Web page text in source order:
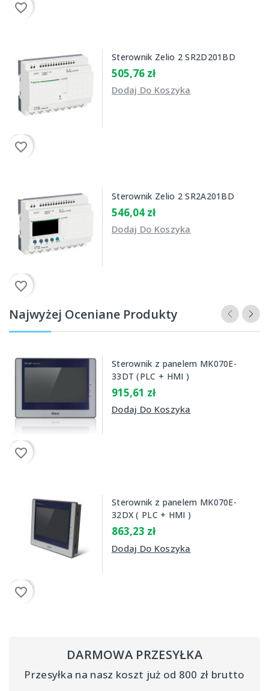
favorite_border
favorite_border
Sterownik Zelio 2 SR2D201BD
505,76 zł
Dodaj Do Koszyka
favorite_border
Sterownik Zelio 2 SR2A201BD
546,04 zł
Dodaj Do Koszyka
Najwyżej Oceniane Produkty
favorite_border
Sterownik z panelem MK070E-
33DT (PLC + HMI )
915,61 zł
Dodaj Do Koszyka
favorite_border
Sterownik z panelem MK070E-
32DX ( PLC + HMI )
863,23 zł
Dodaj Do Koszyka
DARMOWA PRZESYŁKA
Przesyłka na nasz koszt już od 800 zł brutto